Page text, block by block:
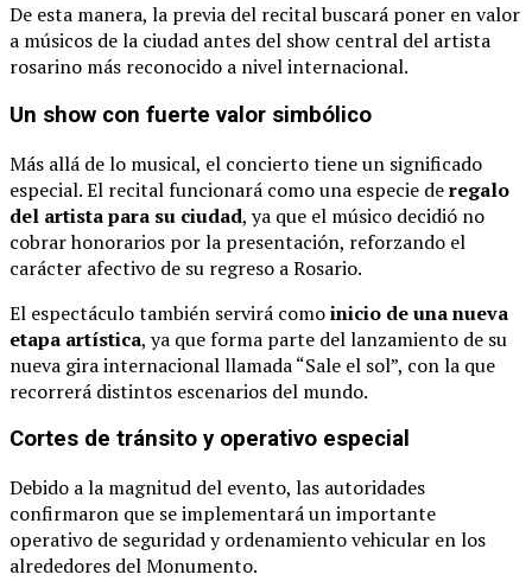
De esta manera, la previa del recitalbuscará poner envalor
a músicos dela ciudad antes del show central del artista
rosarino más reconocido a nivelinternacional.
Un show con fuerte valor simbólico
Más allá delo musical, el conciertotieneun significado
especial.El recitalfuncionará comouna especie deregalo
del artistapara su ciudad, ya que el músico decidió no
cobrarhonorarios porla presentación, reforzando el
carácter afectivo de su regreso aRosario.
El espectáculotambién servirá comoinicio deunanueva
etapa artística, ya queforma parte dellanzamiento de su
nueva girainternacionalllamada “Sale el sol”, conla que
recorrerá distintos escenarios del mundo.
Cortes de tránsito y operativo especial
Debido ala magnitud del evento, las autoridades
confirmaron que seimplementaráunimportante
operativo de seguridadyordenamientovehicular enlos
alrededores delMonumento.